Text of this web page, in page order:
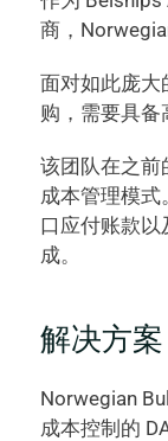
商，
面对如此庞大
购，需要具备
该团队在之前
成本管理模式
口应付账款以
成。
解决方案
Norwegian
成本控制的